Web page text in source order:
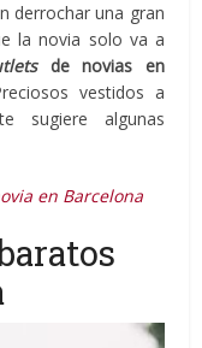
derrochar una gran
la novia solo va a
de novias en
vestidos a
sugiere algunas
en Barcelona